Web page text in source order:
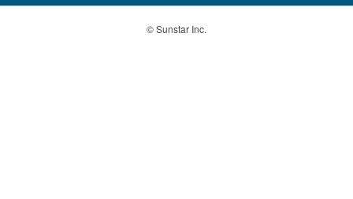
© Sunstar Inc.